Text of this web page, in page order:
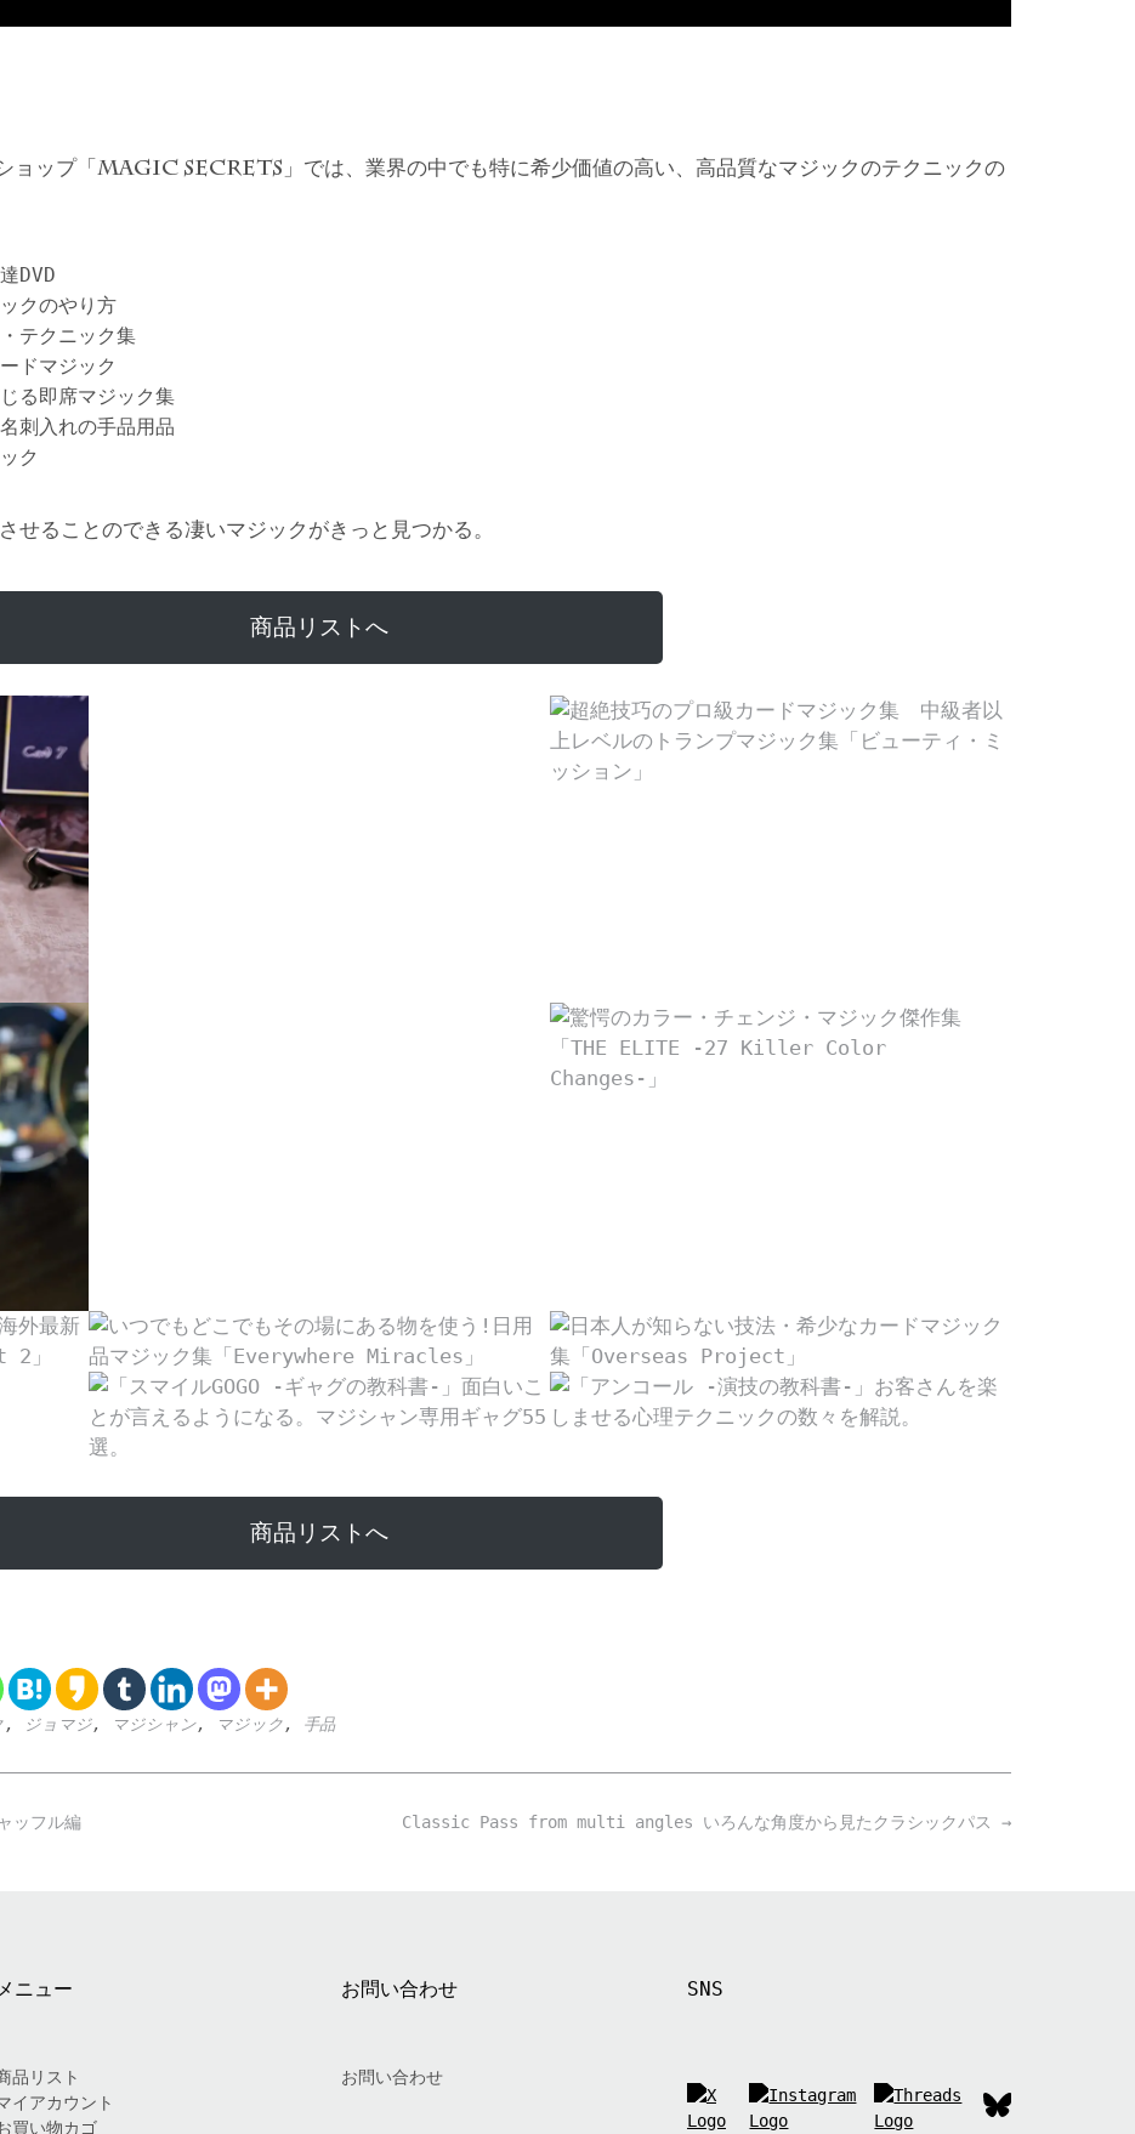
ョップ「 MAGIC SECRETS 」では、業界の中でも特に希少価値の高い、高品質なマジックのテクニックの
DVD
クのやり方
テクニック集
ドマジック
る即席マジック集
刺入れの手品用品
ク
せることのできる凄いマジックがきっと見つかる。
商品リストへ
商品リストへ
, ジョマジ, マジシャン, マジック , 手品
Classic Pass from multi angles いろんな角度から見たクラシックパス →
ッフル編
ニュー
品リスト
イアカウント
買い物カゴ
お問い合わせ
お問い合わせ
SNS